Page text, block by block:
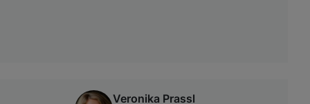
Veronika Prassl